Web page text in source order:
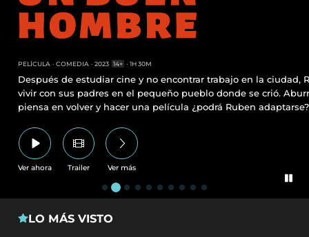
PELÍCULA COMEDIA 2023 14+ 1H 30M
Después de estudiar cine y no encontrar trabajo en la ciudad,
vivir con sus padres en el pequeño pueblo donde se crió.
piensa en volver y hacer una película ¿podrá Ruben adaptarse?
Ver ahora Trailer Ver más
LO MÁS VISTO